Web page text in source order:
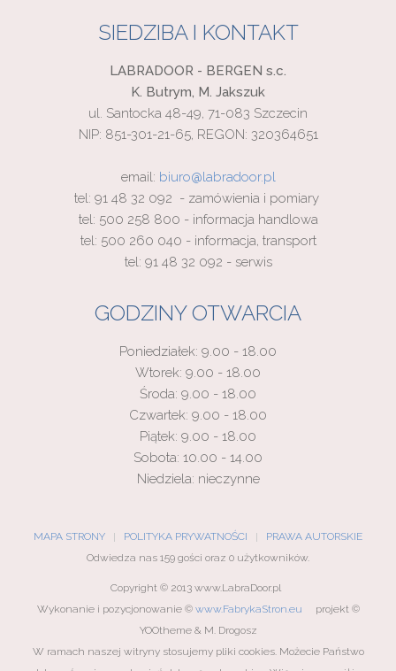
SIEDZIBA I KONTAKT
LABRADOOR - BERGEN s.c.
K. Butrym, M. Jakszuk
ul. Santocka 48-49, 71-083 Szczecin
NIP: 851-301-21-65, REGON: 320364651
email: biuro@labradoor.pl
tel: 91 48 32 092 - zamówienia i pomiary
tel: 500 258 800 - informacja handlowa
tel: 500 260 040 - informacja, transport
tel: 91 48 32 092 - serwis
GODZINY OTWARCIA
Poniedziałek: 9.00 - 18.00
Wtorek: 9.00 - 18.00
Środa: 9.00 - 18.00
Czwartek: 9.00 - 18.00
Piątek: 9.00 - 18.00
Sobota: 10.00 - 14.00
Niedziela: nieczynne
MAPA STRONY POLITYKA PRYWATNOŚCI
PRAWA AUTORSKIE
Odwiedza nas 159 gości oraz 0 użytkowników.
Copyright © 2013 www.LabraDoor.pl
Wykonanie i pozycjonowanie © www.FabrykaStron.eu projekt ©
YOOtheme & M. Drogosz
W ramach naszej witryny stosujemy pliki cookies. Możecie Państwo